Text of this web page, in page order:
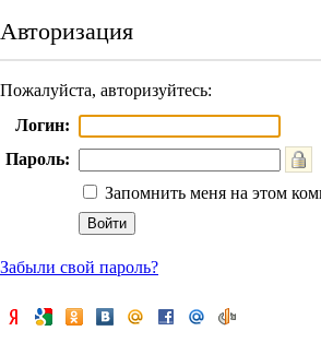
Авторизация
Пожалуйста, авторизуйтесь:
Логин:
Пароль:
Запомнить меня на этом
Забыли свой пароль?